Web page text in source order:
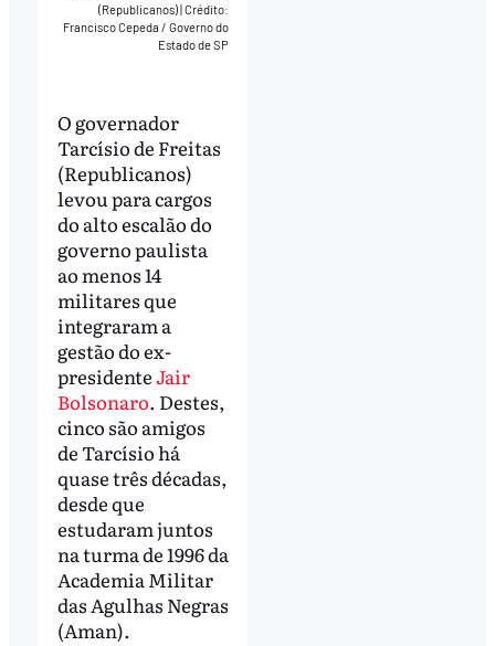
(Republicanos)|Crédito:
Francisco Cepeda / Governo do
Estado de SP
O governador
Tarcísio de Freitas
(Republicanos)
levou para cargos
do alto escalão do
governo paulista
ao menos 14
militares que
integraram a
gestão do ex-
presidenteJair
Bolsonaro. Destes,
cinco são amigos
de Tarcísio há
quase três décadas,
desde que
estudaram juntos
na turma de 1996 da
Academia Militar
das Agulhas Negras
(Aman).